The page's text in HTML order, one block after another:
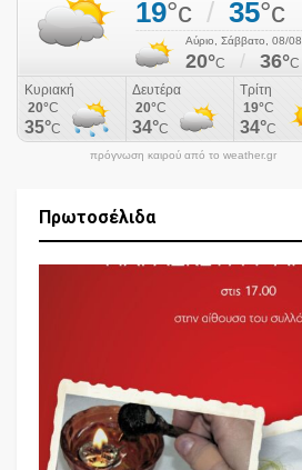
πρόγνωση καιρού από το weather.gr
Πρωτοσέλιδα